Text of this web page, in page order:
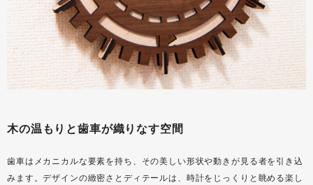
木の温もりと歯車が織りなす空間
歯車はメカニカルな要素を持ち、その美しい形状や動きが見る者を引き込
みます。デザインの緻密さとディテールは、時計をじっくりと眺める楽し